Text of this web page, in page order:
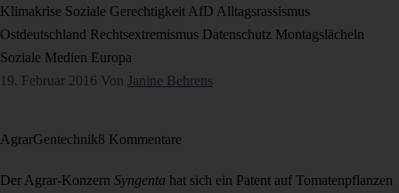
Klimakrise Soziale Gerechtigkeit AfD Alltagsrassismus
Ostdeutschland Rechtsextremismus Datenschutz Montagslächeln
Soziale Medien Europa
19. Februar 2016 Von Janine Behrens
AgrarGentechnik8 Kommentare
Der Agrar-Konzern Syngenta hat sich ein Patent auf Tomatenpflanzen